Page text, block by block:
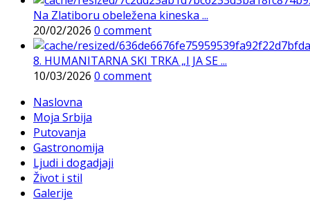
Na Zlatiboru obeležena kineska ...
20/02/2026 0 comment
8. HUMANITARNA SKI TRKA „I JA SE ...
10/03/2026 0 comment
Naslovna
Moja Srbija
Putovanja
Gastronomija
Ljudi i dogadjaji
Život i stil
Galerije